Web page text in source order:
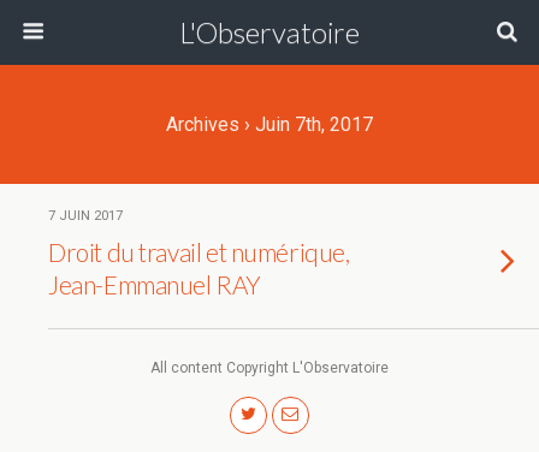
L'Observatoire
Archives › Juin 7th, 2017
7 JUIN 2017
Droit du travail et numérique,
Jean-Emmanuel RAY
All content Copyright L'Observatoire